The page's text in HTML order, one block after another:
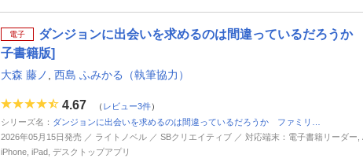
電子
ダンジョンに出会いを求めるのは間違っているだろう
子書籍版]
大森 藤ノ 西島 ふみかる（執筆協力）
4.67 （ レビュー3件）
シリーズ名： ダンジョンに出会いを求めるのは間違っているだろうか ファミリ…
2026年05月15日発売 ／ ライトノベル ／ SBクリエイティブ ／ 対応端末：電子書籍リーダー,
iPhone, iPad, デスクトップアプリ